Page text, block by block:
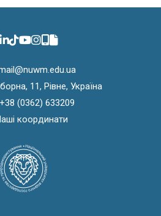
11, Рівне, Україна
+38 (0362) 633209
координати